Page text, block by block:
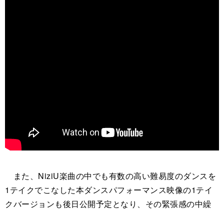
また、NiziU楽曲の中でも有数の高い難易度のダンスを
1テイクでこなした本ダンスパフォーマンス映像の1テイ
クバージョンも後日公開予定となり、その緊張感の中繰